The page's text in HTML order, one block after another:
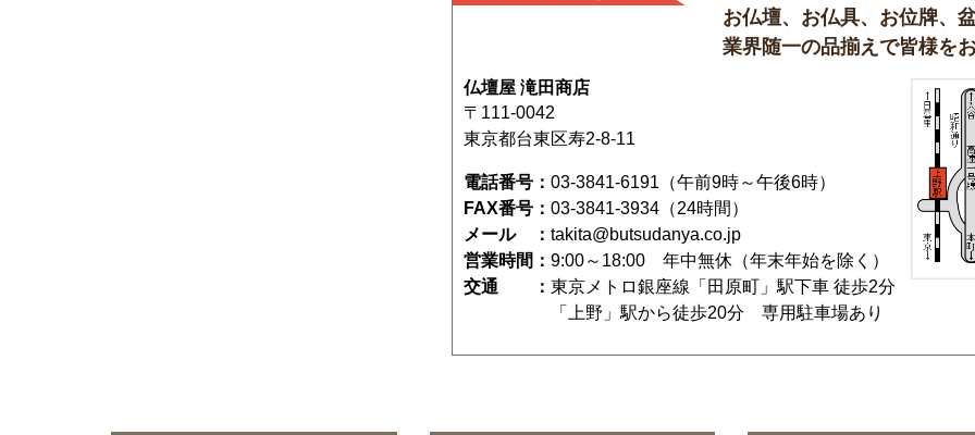
お仏壇、お仏具、お位牌、
業界随一の品揃えで皆様を
仏壇屋 滝田商店
〒111-0042
東京都台東区寿2-8-11
電話番号： 03-3841-6191 （午前9時～午後6時）
FAX番号： 03-3841-3934（24時間）
メール ： takita@butsudanya.co.jp
営業時間： 9:00～18:00 年中無休（年末年始を除く）
交通 ： 東京メトロ銀座線「田原町」駅下車 徒歩2分
「上野」駅から徒歩20分 専用駐車場あり